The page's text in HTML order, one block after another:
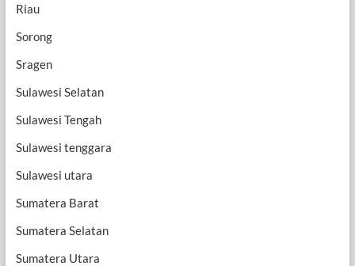
Riau
Sorong
Sragen
Sulawesi Selatan
Sulawesi Tengah
Sulawesi tenggara
Sulawesi utara
Sumatera Barat
Sumatera Selatan
Sumatera Utara